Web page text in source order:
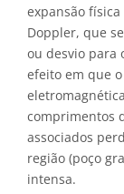
expansão
Doppler, que
ou desvio para
efeito em que
comprimentos
associados
região (poço
intensa.